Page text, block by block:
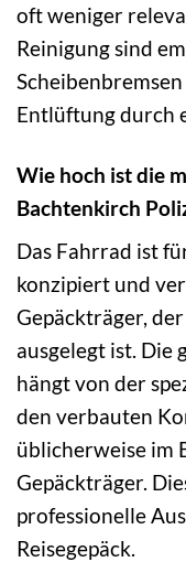
oft weniger
Reinigung sind
Entlüftung durch
Wie hoch ist die
Bachtenkirch
Das Fahrrad ist
konzipiert und
Gepäckträger,
ausgelegt ist. Die
hängt von der
den verbauten
üblicherweise im
Gepäckträger.
professionelle
Reisegepäck.